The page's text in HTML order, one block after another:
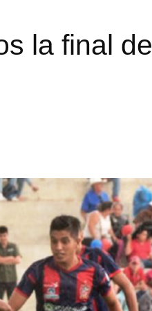
la final de